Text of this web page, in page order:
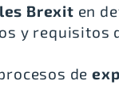
Brexit en
y requisitos
de